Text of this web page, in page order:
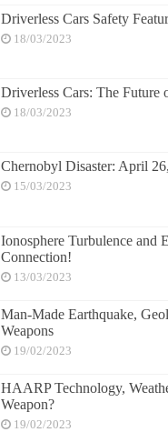
Driverless Cars Safety
18/03/2023
Driverless Cars: The Future
18/03/2023
Chernobyl Disaster: April
15/03/2023
Ionosphere Turbulence and
Connection!
13/03/2023
Man-Made Earthquake,
Weapons
19/02/2023
HAARP Technology,
Weapon?
19/02/2023